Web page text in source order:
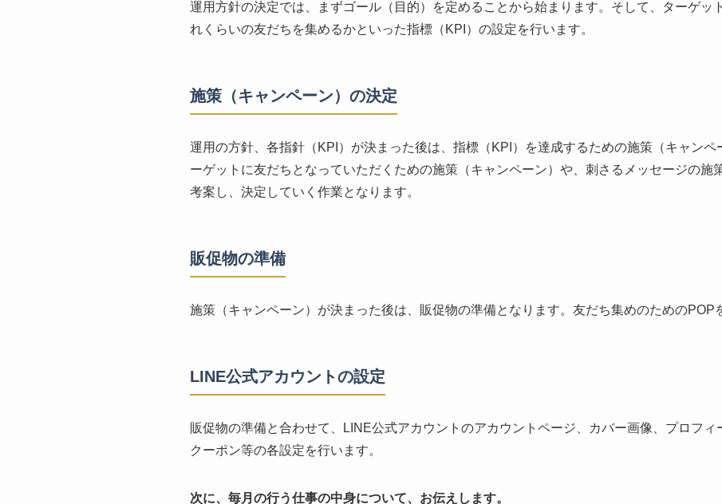
運用方針の決定では、まずゴール（目的）を定めることから始まります。そして、ターゲッ
れくらいの友だちを集めるかといった指標（KPI）の設定を行います。
施策（キャンペーン）の決定
運用の方針、各指針（KPI）が決まった後は、指標（KPI）を達成するための施策（キャンペ
ーゲットに友だちとなっていただくための施策（キャンペーン）や、刺さるメッセージの施
考案し、決定していく作業となります。
販促物の準備
施策（キャンペーン）が決まった後は、販促物の準備となります。友だち集めのためのPOP
LINE公式アカウントの設定
販促物の準備と合わせて、LINE公式アカウントのアカウントページ、カバー画像、プロフィ
クーポン等の各設定を行います。
次に、毎月の行う仕事の中身について、お伝えします。